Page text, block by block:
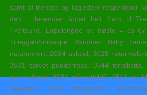
samt at trenere og lagledere respekterer
den i desember åpnet helt fram til
Tveitsund. Løpelengde pr. nøste = ca
Tilleggsinformasjon Sandnes Baby
naturmelert, 2034 askgul, 3025
3531 støvet pudderrosa, 3544
gammelrosa, 6081 midnattsblå, 6511 lys
sjøgrønn, 9053 mosegrønn